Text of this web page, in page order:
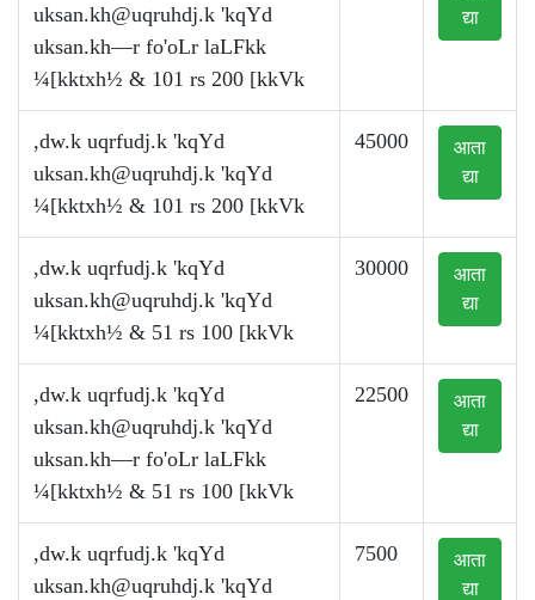
uksan.kh@uqruhdj.k 'kqYd
uksan.kh—r fo'oLr laLFkk
¼[kktxh½ & 101 rs 200 [kkVk
द्या
,dw.k uqrfudj.k 'kqYd
uksan.kh@uqruhdj.k 'kqYd
¼[kktxh½ & 101 rs 200 [kkVk
45000
आता
द्या
,dw.k uqrfudj.k 'kqYd
uksan.kh@uqruhdj.k 'kqYd
¼[kktxh½ & 51 rs 100 [kkVk
30000
आता
द्या
,dw.k uqrfudj.k 'kqYd
uksan.kh@uqruhdj.k 'kqYd
uksan.kh—r fo'oLr laLFkk
¼[kktxh½ & 51 rs 100 [kkVk
22500
आता
द्या
,dw.k uqrfudj.k 'kqYd
uksan.kh@uqruhdj.k 'kqYd
7500
आता
द्या